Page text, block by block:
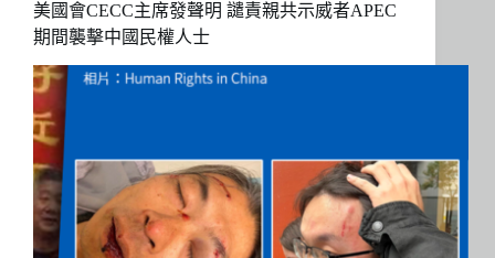
美國會CECC主席發聲明 譴責親共示威者APEC
期間襲擊中國民權人士